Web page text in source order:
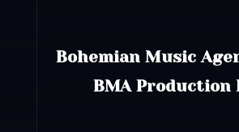
Bohemian Music
BMA Production